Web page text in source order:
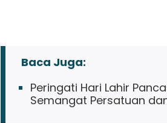
Baca Juga:
Peringati Hari Lahir
Semangat Persatuan